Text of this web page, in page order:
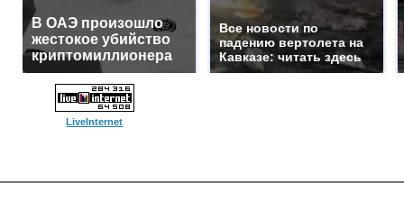
В ОАЭ произошло
жестокое убийство
криптомиллионера
Все новости по
падению вертолета на
Кавказе: читать здесь
LiveInternet